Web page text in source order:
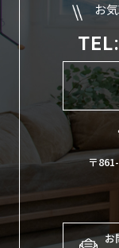
お
TEL:
〒
お